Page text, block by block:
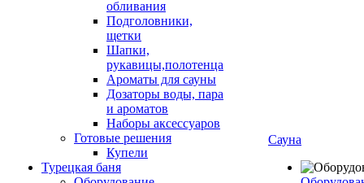
обливания
Подголовники,
щетки
Шапки,
рукавицы,полотенца
Ароматы для сауны
Дозаторы воды, пара
и ароматов
Наборы аксессуаров
Готовые решения
Купели
Турецкая баня
Сауна